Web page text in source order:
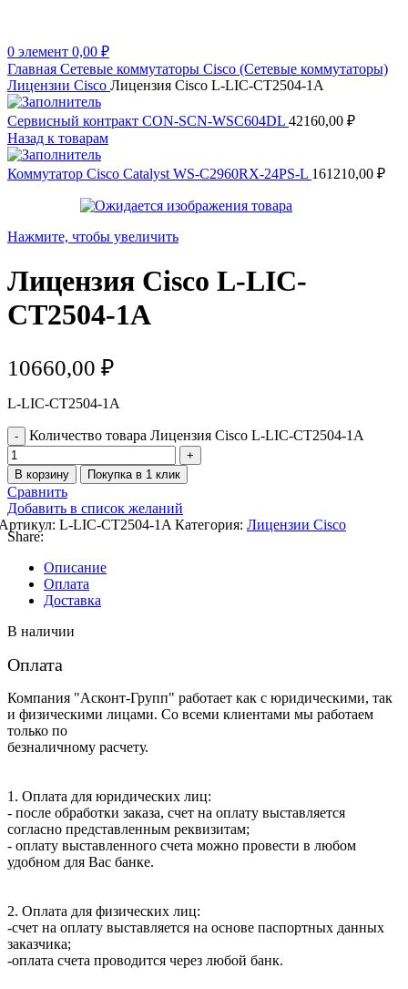
0 элемент 0,00 ₽
Главная Сетевые коммутаторы Cisco (Сетевые коммутаторы)
Лицензии Cisco Лицензия Cisco L-LIC-CT2504-1A
Сервисный контракт CON-SCN-WSC604DL 42160,00 ₽
Назад к товарам
Коммутатор Cisco Catalyst WS-C2960RX-24PS-L 161210,00 ₽
Нажмите, чтобы увеличить
Лицензия Cisco L-LIC-
CT2504-1A
10660,00 ₽
L-LIC-CT2504-1A
Количество товара Лицензия Cisco L-LIC-CT2504-1A
В корзину Покупка в 1 клик
Сравнить
Добавить в список желаний
L-LIC-CT2504-1A Категория: Лицензии Cisco
Share:
Описание
Оплата
Доставка
В наличии
Оплата
Компания "Асконт-Групп" работает как с юридическими, так
и физическими лицами. Со всеми клиентами мы работаем
только по
безналичному расчету.
1. Оплата для юридических лиц:
- после обработки заказа, счет на оплату выставляется
согласно представленным реквизитам;
- оплату выставленного счета можно провести в любом
удобном для Вас банке.
2. Оплата для физических лиц:
-счет на оплату выставляется на основе паспортных данных
заказчика;
-оплата счета проводится через любой банк.